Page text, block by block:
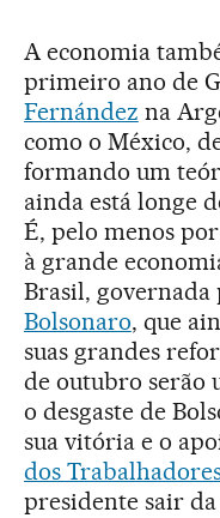
A economia
primeiro ano de
Fernández na
como o México,
formando um
ainda está longe
É, pelo menos
à grande
Brasil,
Bolsonaro, que
suas grandes
de outubro serão
o desgaste de
sua vitória e o
dos
presidente sair